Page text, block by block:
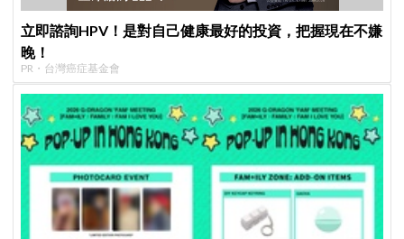
立即諮詢HPV！是對自己健康最好的投資，把握現在不嫌
晚！
PR・台灣癌症基金會